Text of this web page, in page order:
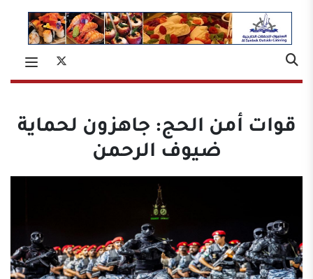
قوات أمن الحج: جاهزون لحماية
ضيوف الرحمن